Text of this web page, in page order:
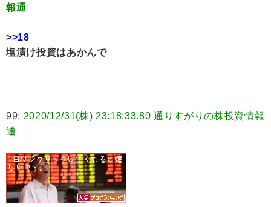
報通
>>18
塩漬け投資はあかんで
99: 2020/12/31(株) 23:18:33.80 通りすがりの株投資情報
通